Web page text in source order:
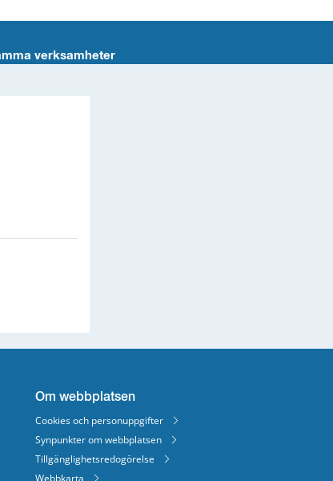
verksamheter
Om webbplatsen
Cookies och personuppgifter
Synpunkter om webbplatsen
Tillgänglighetsredogörelse